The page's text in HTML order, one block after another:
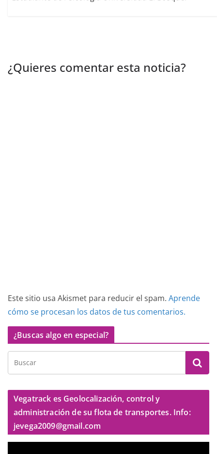
¿Quieres comentar esta noticia?
Este sitio usa Akismet para reducir el spam. Aprende
cómo se procesan los datos de tus comentarios.
¿Buscas algo en especial?
Vegatrack es Geolocalización, control y
administración de su flota de transportes. Info:
jevega2009@gmail.com